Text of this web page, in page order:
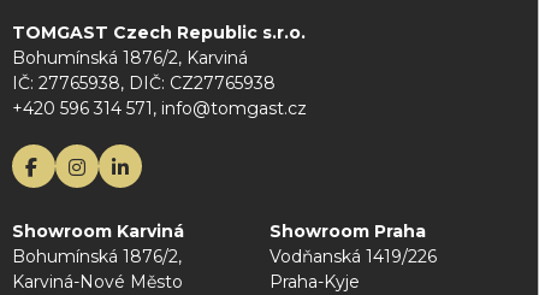
TOMGAST Czech Republic s.r.o.
Bohumínská 1876/2, Karviná
IČ: 27765938, DIČ: CZ27765938
+420 596 314 571, info@tomgast.cz
Showroom Karviná
Bohumínská 1876/2,
Karviná-Nové Město
Showroom Praha
Vodňanská 1419/226
Praha-Kyje